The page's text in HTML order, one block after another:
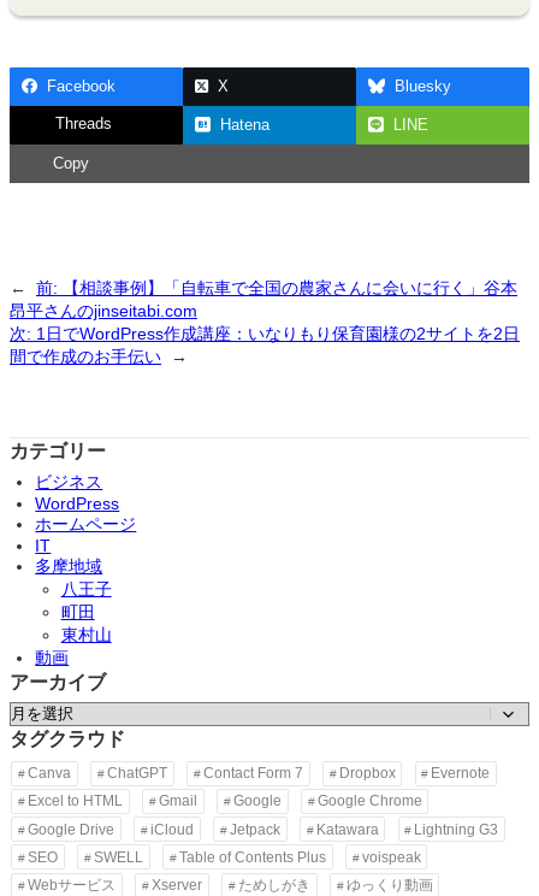
Facebook X Bluesky
Threads Hatena LINE
Copy
← 前:
【相談事例】「自転車で全国の農家さんに会いに行く」谷本
昂平さんのjinseitabi.com
次: 1日でWordPress作成講座：いなりもり保育園様の2サイトを2日
間で作成のお手伝い
→
カテゴリー
ビジネス
WordPress
ホームページ
IT
多摩地域
八王子
町田
東村山
動画
アーカイブ
ア
ー
カ
イ
ブ
タグクラウド
Canva ChatGPT Contact Form 7 Dropbox
Evernote
Excel to HTML
Gmail Google
Google Chrome
Google Drive
iCloud Jetpack Katawara
Lightning G3
SEO
SWELL Table of Contents Plus
voispeak
Webサービス
Xserver ためしがき
ゆっくり動画